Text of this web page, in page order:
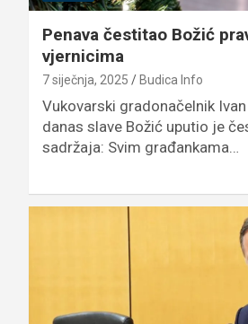
Penava čestitao Božić
vjernicima
7 siječnja, 2025 Budica Info
Vukovarski gradonačelnik
danas slave Božić uputio je
sadržaja: Svim građankama…